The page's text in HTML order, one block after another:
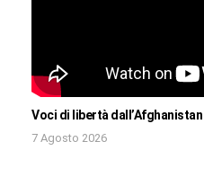
Voci di libertà dall’Afghanistan
7 Agosto 2026